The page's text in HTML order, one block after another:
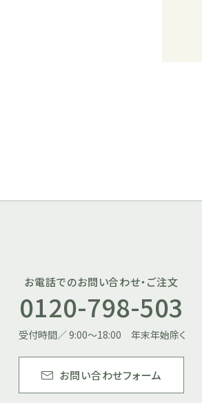
お電話でのお問い合わせ・ご注文
0120-798-503
受付時間／ 9:00～18:00 年末年始除く
お問い合わせフォーム